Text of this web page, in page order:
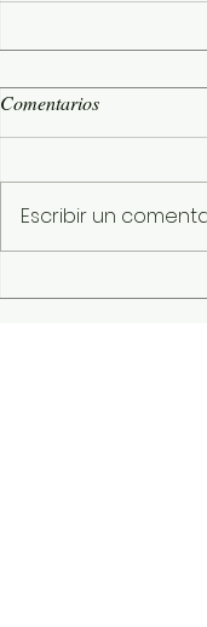
Comentarios
Escribir un